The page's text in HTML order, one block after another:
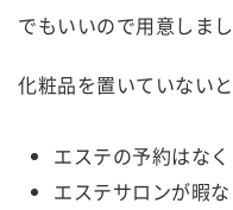
でもいいので用意しまし
化粧品を置いていない
エステの予約はな
エステサロンが暇